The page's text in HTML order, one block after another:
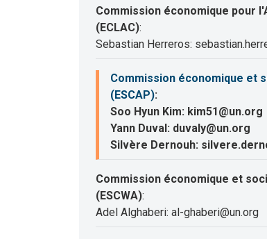
Commission économique pour
(ECLAC):
Sebastian Herreros:
Commission économique et
(ESCAP):
Soo Hyun Kim: kim51@un.org
Yann Duval: duvaly@un.org
Silvère Dernouh:
Commission économique et
(ESCWA):
Adel Alghaberi: al-ghaberi@un.org